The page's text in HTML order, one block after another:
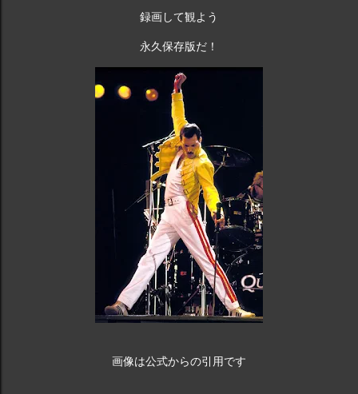
的なバンドの 1 つとなっています。 queen.carbodiet.work
https://t.co/A1ZC3WUVVY #クイーン ...
録画して観よう
永久保存版だ！
画像は公式からの引用です